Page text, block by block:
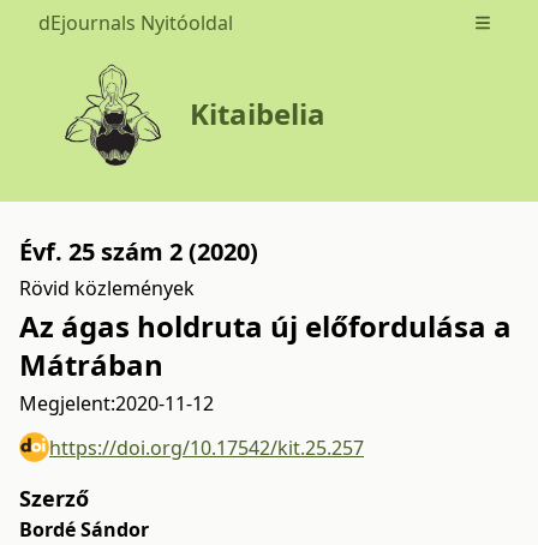
dEjournals Nyitóoldal Open
Kitaibelia
Évf. 25 szám 2 (2020)
Rövid közlemények
Az ágas holdruta új előfordulása a
Mátrában
Megjelent:2020-11-12
https://doi.org/10.17542/kit.25.257
Szerző
Bordé Sándor